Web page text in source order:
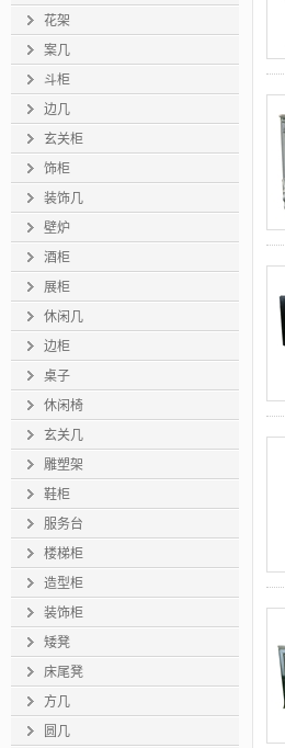
花架
案几
斗柜
边几
玄关柜
饰柜
装饰几
壁炉
酒柜
展柜
休闲几
边柜
桌子
休闲椅
玄关几
雕塑架
鞋柜
服务台
楼梯柜
造型柜
装饰柜
矮凳
床尾凳
方几
圆几